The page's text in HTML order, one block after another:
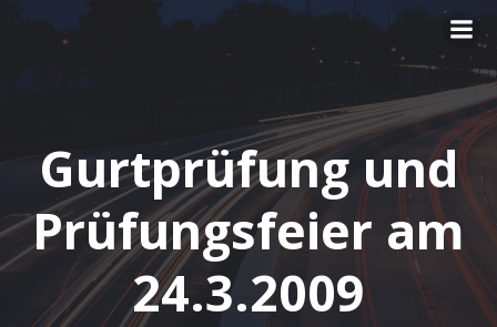
Zum
springen
Gurtprüfung und
Prüfungsfeier am
24.3.2009